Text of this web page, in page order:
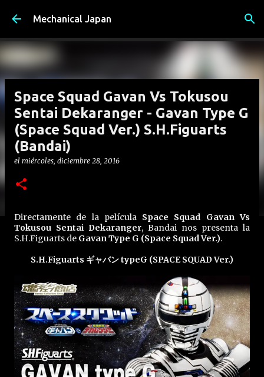
Ir al contenido principal
Mechanical Japan
Space Squad Gavan Vs Tokusou
Sentai Dekaranger - Gavan Type G
(Space Squad Ver.) S.H.Figuarts
(Bandai)
el miércoles, diciembre 28, 2016
Directamente de la película Space Squad Gavan Vs
Tokusou Sentai Dekaranger, Bandai nos presenta la
S.H.Figuarts de Gavan Type G (Space Squad Ver.).
S.H.Figuarts ギャバン typeG (SPACE SQUAD Ver.)